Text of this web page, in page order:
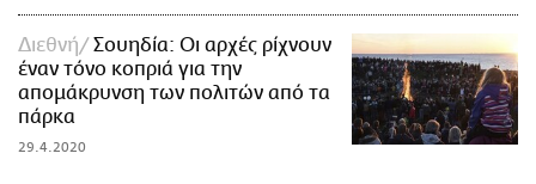
Διεθνή
Σουηδία: Οι αρχές ρίχνουν
έναν τόνο κοπριά για την
απομάκρυνση των πολιτών από τα
πάρκα
29.4.2020